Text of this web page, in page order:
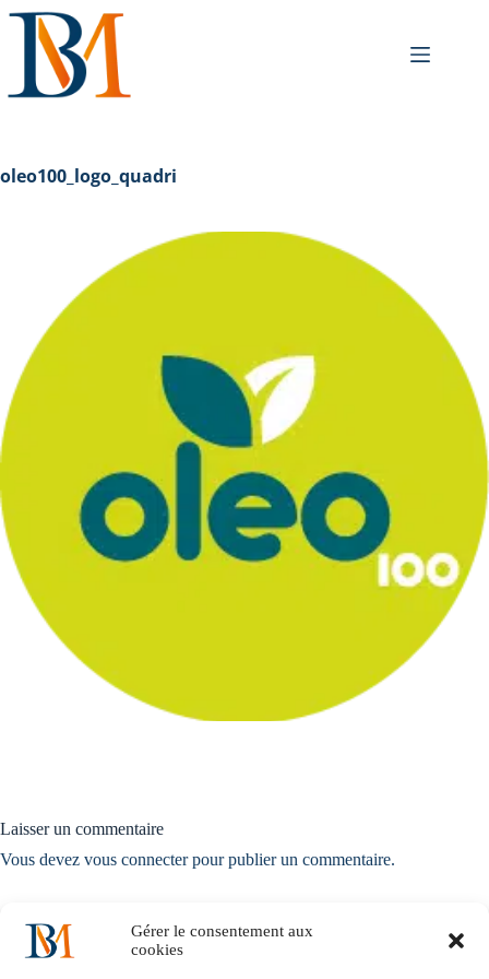
Gérer le consentement aux
cookies
oleo100_logo_quadri
Laisser un commentaire
Vous devez vous connecterpour publier un commentaire.